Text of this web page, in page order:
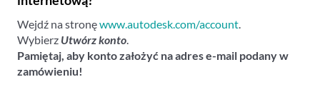
Wejdź na stronęwww.autodesk.com/account.
Wybierz Utwórz konto.
Pamiętaj, aby konto założyć na adres e-mail podany w
zamówieniu!